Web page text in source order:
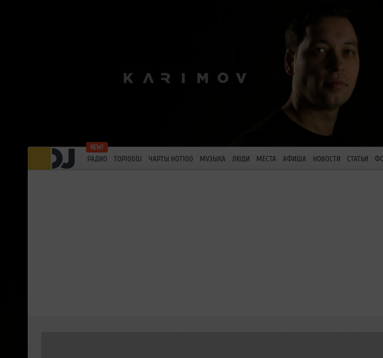
РАДИО TOP100DJ ЧАРТЫ HOT100 МУЗЫКА ЛЮДИ МЕСТА АФИША НОВОСТИ СТАТЬИ